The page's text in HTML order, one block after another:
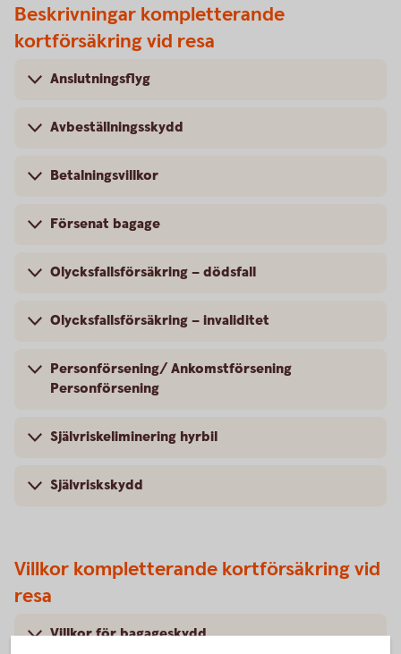
Beskrivningar kompletterande
kortförsäkring vid resa
Anslutningsflyg
Avbeställningsskydd
Betalningsvillkor
Försenat bagage
Olycksfallsförsäkring – dödsfall
Olycksfallsförsäkring – invaliditet
Personförsening/ Ankomstförsening
Personförsening
Självriskeliminering hyrbil
Självriskskydd
Villkor kompletterande kortförsäkring vid
resa
Villkor för bagageskydd